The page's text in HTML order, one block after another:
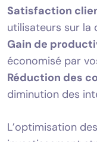
Satisfaction
utilisateurs sur la
Gain de
économisé par
Réduction des
diminution des
L’optimisation des